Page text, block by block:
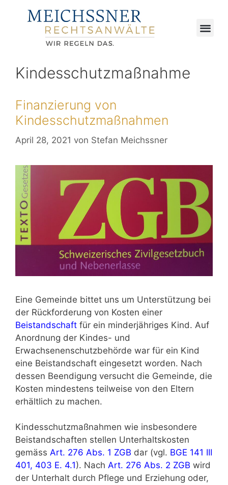
Kindesschutzmaßnahme
Finanzierung von
Kindesschutzmaßnahmen
April 28, 2021 von Stefan Meichssner
Eine Gemeinde bittet uns um Unterstützung bei
der Rückforderung von Kosten einer
Beistandschaft für ein minderjähriges Kind. Auf
Anordnung der Kindes- und
Erwachsenenschutzbehörde war für ein Kind
eine Beistandschaft eingesetzt worden. Nach
dessen Beendigung versucht die Gemeinde, die
Kosten mindestens teilweise von den Eltern
erhältlich zu machen.
Kindesschutzmaßnahmen wie insbe­sondere
Beistand­schaften stellen Unterhaltskosten
gemäss Art. 276 Abs. 1 ZGB dar (vgl. BGE 141 III
401, 403 E. 4.1). Nach Art. 276 Abs. 2 ZGB wird
der Unterhalt durch Pflege und Erziehung oder,